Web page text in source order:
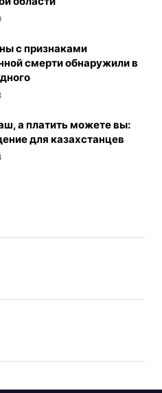
с признаками
смерти обнаружили в
а платить можете вы:
для казахстанцев